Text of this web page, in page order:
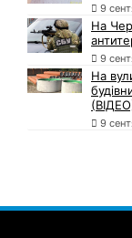
9
На
9
На
9